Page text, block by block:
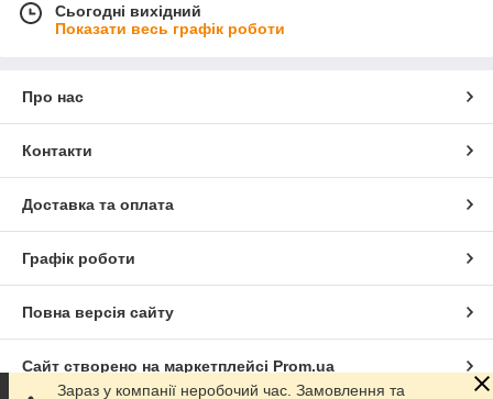
Сьогодні вихідний
Показати весь графік роботи
Про нас
Контакти
Доставка та оплата
Графік роботи
Повна версія сайту
Сайт створено на маркетплейсі Prom.ua
Зараз у компанії неробочий час. Замовлення та